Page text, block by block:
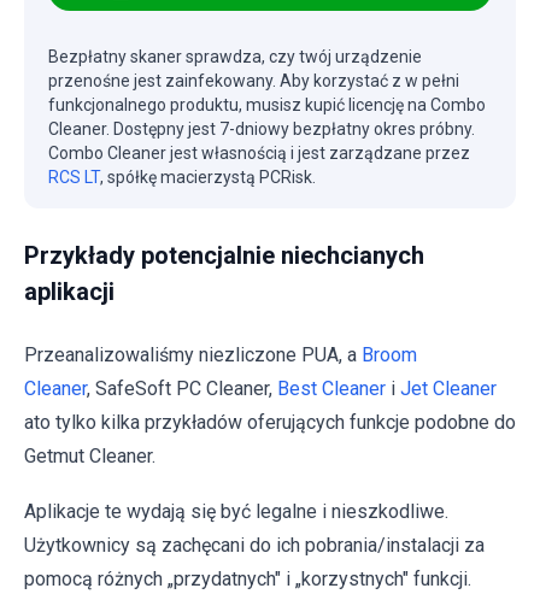
Bezpłatny skaner sprawdza, czy twój urządzenie
przenośne jest zainfekowany. Aby korzystać z w pełni
funkcjonalnego produktu, musisz kupić licencję na Combo
Cleaner. Dostępny jest 7-dniowy bezpłatny okres próbny.
Combo Cleaner jest własnością i jest zarządzane przez
RCS LT, spółkę macierzystą PCRisk.
Przykłady potencjalnie niechcianych
aplikacji
Przeanalizowaliśmy niezliczone PUA, a Broom
Cleaner, SafeSoft PC Cleaner, Best Cleaner i Jet Cleaner
ato tylko kilka przykładów oferujących funkcje podobne do
Getmut Cleaner.
Aplikacje te wydają się być legalne i nieszkodliwe.
Użytkownicy są zachęcani do ich pobrania/instalacji za
pomocą różnych „przydatnych" i „korzystnych" funkcji.